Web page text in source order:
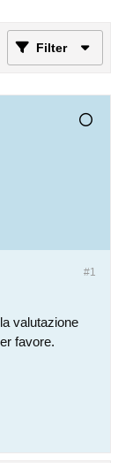
Filter
#1
valutazione
favore.